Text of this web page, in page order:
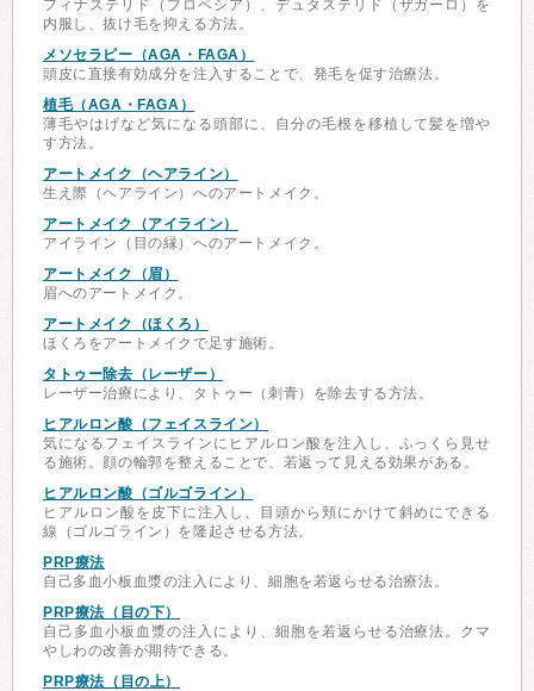
フィナステリド（プロペシア）、デュタステリド（ザガーロ）を
内服し、抜け毛を抑える方法。
メソセラピー（AGA・FAGA）
頭皮に直接有効成分を注入することで、発毛を促す治療法。
植毛（AGA・FAGA）
薄毛やはげなど気になる頭部に、自分の毛根を移植して髪を増や
す方法。
アートメイク（ヘアライン）
生え際（ヘアライン）へのアートメイク。
アートメイク（アイライン）
アイライン（目の縁）へのアートメイク。
アートメイク（眉）
眉へのアートメイク。
アートメイク（ほくろ）
ほくろをアートメイクで足す施術。
タトゥー除去（レーザー）
レーザー治療により、タトゥー（刺青）を除去する方法。
ヒアルロン酸（フェイスライン）
気になるフェイスラインにヒアルロン酸を注入し、ふっくら見せ
る施術。顔の輪郭を整えることで、若返って見える効果がある。
ヒアルロン酸（ゴルゴライン）
ヒアルロン酸を皮下に注入し、目頭から頬にかけて斜めにできる
線（ゴルゴライン）を隆起させる方法。
PRP療法
自己多血小板血漿の注入により、細胞を若返らせる治療法。
PRP療法（目の下）
自己多血小板血漿の注入により、細胞を若返らせる治療法。クマ
やしわの改善が期待できる。
PRP療法（目の上）